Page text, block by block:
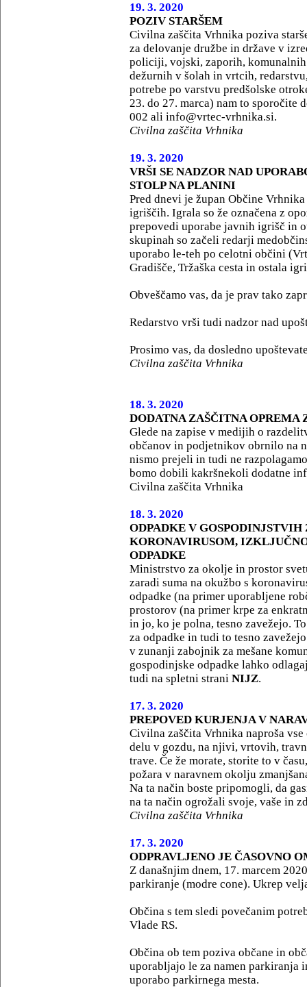
19. 3. 2020
POZIV STARŠEM
Civilna zaščita Vrhnika poziva
za delovanje družbe in države v
policiji, vojski, zaporih,
dežurnih v šolah in vrtcih,
potrebe po varstvu predšolske
23. do 27. marca) nam to sporočite
002 ali info@vrtec-vrhnika.si.
Civilna zaščita Vrhnika
19. 3. 2020
VRŠI SE NADZOR NAD
STOLP NA PLANINI
Pred dnevi je župan Občine
igriščih. Igrala so že označena z
prepovedi uporabe javnih igrišč in
skupinah so začeli redarji
uporabo le-teh po celotni občini
Gradišče, Tržaška cesta in ostala
Obveščamo vas, da je prav tako
Redarstvo vrši tudi nadzor nad
Prosimo vas, da dosledno
Civilna zaščita Vrhnika
18. 3. 2020
DODATNA ZAŠČITNA OPREMA
Glede na zapise v medijih o
občanov in podjetnikov obrnilo na
nismo prejeli in tudi ne
bomo dobili kakršnekoli dodatne
Civilna zaščita Vrhnika
18. 3. 2020
ODPADKE V
KORONAVIRUSOM,
ODPADKE
Ministrstvo za okolje in prostor
zaradi suma na okužbo s
odpadke (na primer uporabljene
prostorov (na primer krpe za
in jo, ko je polna, tesno zavežejo.
za odpadke in tudi to tesno
v zunanji zabojnik za mešane
gospodinjske odpadke lahko
tudi na spletni strani NIJZ.
17. 3. 2020
PREPOVED KURJENJA V
Civilna zaščita Vrhnika naproša
delu v gozdu, na njivi, vrtovih,
trave. Če že morate, storite to v
požara v naravnem okolju
Na ta način boste pripomogli, da
na ta način ogrožali svoje, vaše in
Civilna zaščita Vrhnika
17. 3. 2020
ODPRAVLJENO JE ČASOVNO
Z današnjim dnem, 17. marcem
parkiranje (modre cone). Ukrep
Občina s tem sledi povečanim
Vlade RS.
Občina ob tem poziva občane in
uporabljajo le za namen parkiranja
uporabo parkirnega mesta.